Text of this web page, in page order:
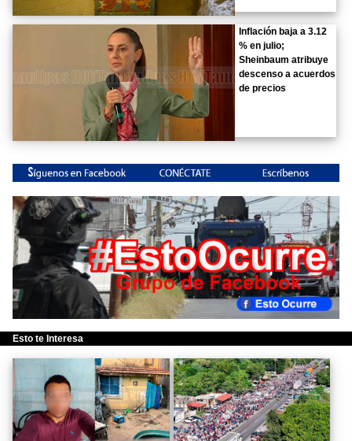
Inflación baja a 3.12
% en julio;
Sheinbaum atribuye
descenso a acuerdos
de precios
Esto te Interesa